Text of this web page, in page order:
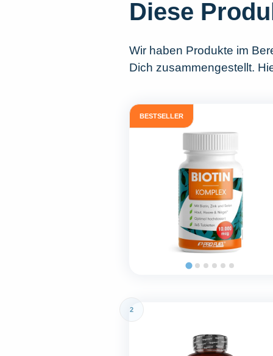
Diese
Wir haben Produkte im
Dich zusammengestellt.
BESTSELLER
2